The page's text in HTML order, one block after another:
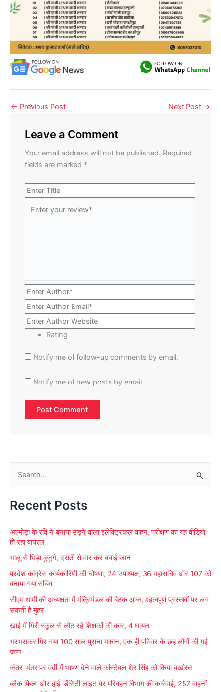
← Previous Post Next Post →
Leave a Comment
Your email address will not be published. Required
fields are marked *
Rating
Notify me of follow-up comments by email.
Notify me of new posts by email.
a
c
o
:
Recent Posts
अल्मोड़ा के रवि ने बनाया उड़ने वाला इलेक्ट्रिकल वाहन, परीक्षण का यह वीडियो
हो रहा वायरल
भालू से भिड़ा बुजुर्ग, दराती से वार कर बचाई जान
प्रदेश कांग्रेस कार्यकारिणी की घोषणा, 24 उपाध्यक्ष, 36 महासचिव और 107 को
बनाया गया सचिव
सीएम धामी की अध्यक्षता में मंत्रिमंडल की बैठक आज, महत्वपूर्ण प्रस्तावों पर लग
सकती है मुहर
खाई में गिरी स्कूल से लौट रहे शिक्षकों की कार, 4 घायल
भरभराकर गिर गया 100 साल पुराना मकान, एक ही परिवार के छह लोगों की गई
जान
जंतर-मंतर पर वर्दी में भाषण देने वाले कांस्टेबल शेर सिंह को किया बर्खास्त
ब्लैक फिल्म और हाई-डेंसिटी लाइट पर परिवहन विभाग की कार्रवाई, 257 वाहनों